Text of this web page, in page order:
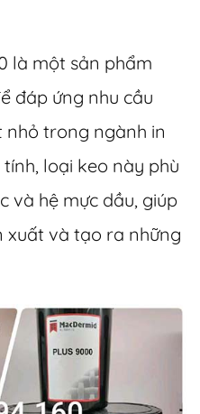
là một sản phẩm
đáp ứng nhu cầu
nhỏ trong ngành in
loại keo này phù
và hệ mực dầu, giúp
xuất và tạo ra những